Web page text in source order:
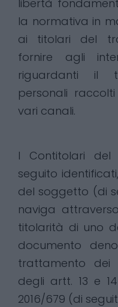
libertà
la normativa in
ai titolari del
fornire agli
riguardanti il
personali
vari canali.
I Contitolari del
seguito
del soggetto (di
naviga
titolarità di uno
documento
trattamento dei
degli artt. 13 e
2016/679 (di